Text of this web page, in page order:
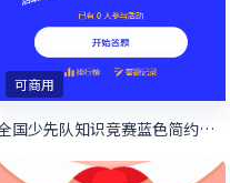
可商用
全国少先队知识竞赛蓝色简约风格宣传答题活动